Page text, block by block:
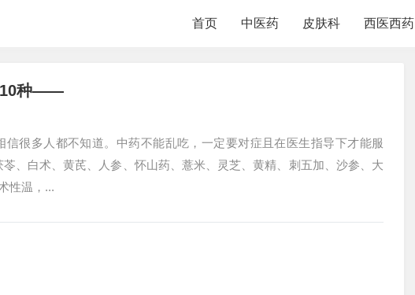
首页 中医药 皮肤科 西医西药
10种——
信很多人都不知道。中药不能乱吃，一定要对症且在医生指导下才能服
、白术、黄芪、人参、怀山药、薏米、灵芝、黄精、刺五加、沙参、大
性温，...